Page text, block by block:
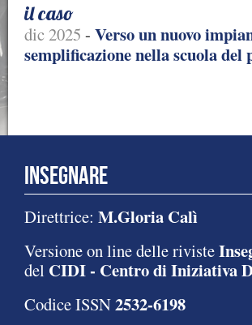
il caso
dic 2025 - Verso un nuovo
semplificazione nella scuola del
INSEGNARE
Direttrice: M.Gloria Calì
Versione on line delle riviste
del CIDI - Centro di Iniziativa
Codice ISSN2532-6198